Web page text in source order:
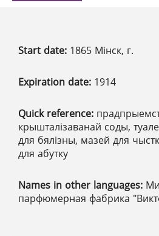
Start date: 1865 Мінск, г.
Expiration date: 1914
Quick reference:
крышталізаванай соды,
для бялізны, мазей для
для абутку
Names in other languages:
парфюмерная фабрика